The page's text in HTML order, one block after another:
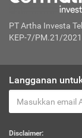
PT Artha Investa
KEP-7/PM.21/2021
Langganan
Disclaimer: